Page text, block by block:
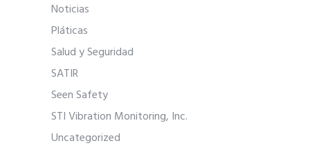
Noticias
Pláticas
Salud y Seguridad
SATIR
Seen Safety
STI Vibration Monitoring, Inc.
Uncategorized